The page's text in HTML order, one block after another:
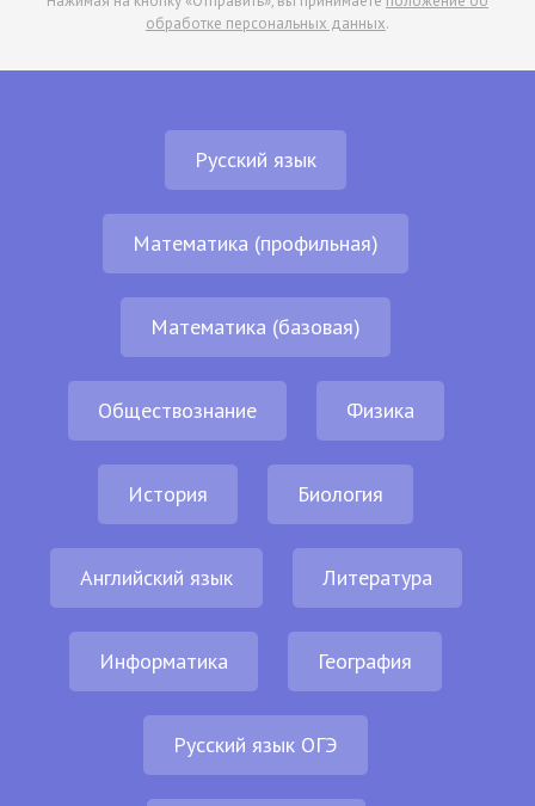
обработке персональных данных.
Русский язык
Математика (профильная)
Математика (базовая)
Обществознание Физика
История Биология
Английский язык Литература
Информатика География
Русский язык ОГЭ